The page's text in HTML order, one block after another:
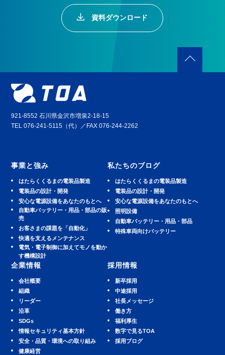
資料ダウンロード
921-8552 石川県金沢市増泉2-18-15
TEL 076-241-5115（代）／FAX 076-244-2262
事業と強み
はたらくくるまの電装品製造
電装品の設計・開発
安⼼な電源設備をあなたのもとへ
⾃動⾞バッテリー・⽤品・部品の販
売
お客さまの課題を「自動化」
快適を⽀えるメンテナンス
電気・電子制御に加えてモノを動か
す機構設計
私たちのブログ
はたらくくるまの電装品製造
電装品の設計・開発
安⼼な電源設備をあなたのもとへ
照明設備
⾃動⾞バッテリー・⽤品・部品
特殊車両向けバッテリー
企業情報
会社概要
組織
リーダー
沿革
SDGs
情報セキュリティ基本方針
安全・品質・環境への取り組み
健康経営
採用情報
新卒採用
中途採用
社長メッセージ
働き方
福利厚生
数字で見るTOA
採用ブログ